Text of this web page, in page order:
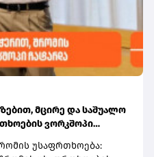
წამში
არის
მისაღებად
მცირე და საშუალო
ვორკშოპი
უსაფრთხოება: